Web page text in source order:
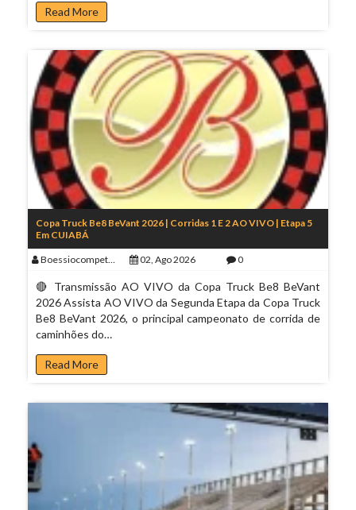
Read More
Copa Truck Be8 BeVant 2026 | Corridas 1 E 2 AO VIVO | Etapa 5
Em CUIABÁ
Boessiocompeticoes 02, Ago 2026 0
🔴 Transmissão AO VIVO da Copa Truck Be8 BeVant
2026 Assista AO VIVO da Segunda Etapa da Copa Truck
Be8 BeVant 2026, o principal campeonato de corrida de
caminhões do…
Read More